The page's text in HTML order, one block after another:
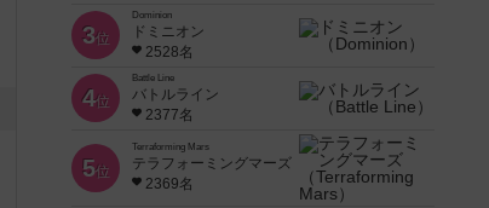
3位
Dominion
ドミニオン
2528名
4位
Battle Line
バトルライン
2377名
5位
Terraforming Mars
テラフォーミングマーズ
2369名